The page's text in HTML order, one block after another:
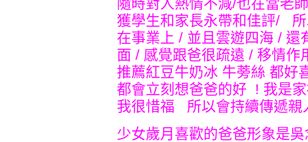
獲學生和家長永帶和佳評/
在事業上 / 並且雲遊四海 / 還
面 / 感覺跟爸很疏遠 / 移情
推薦紅豆牛奶冰 牛蒡絲 都好
都會立刻想爸爸的好 ! 我是
我很惜福 所以會持續傳遞親
少女歲月喜歡的爸爸形象是